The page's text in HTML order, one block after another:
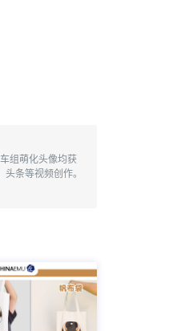
组萌化头像均获
条等视频创作。